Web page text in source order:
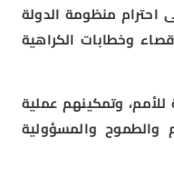
احترام منظومة الدولة
وخطابات الكراهية
للأمم، وتمكينهم عملية
والطموح والمسؤولية